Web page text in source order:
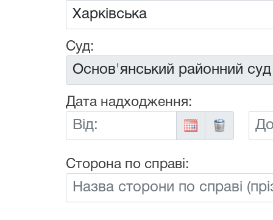
Суд:
Дата надходження:
Від:
До:
Сторона по справі: